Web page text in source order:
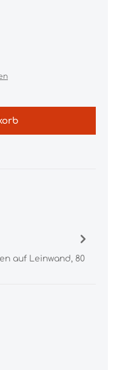
auf Leinwand, 80